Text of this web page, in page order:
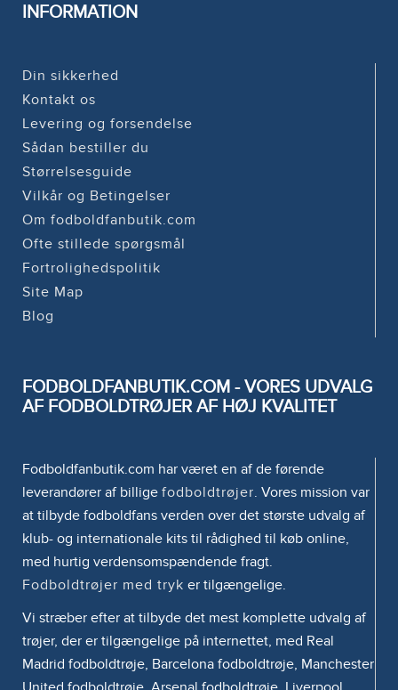
INFORMATION
Din sikkerhed
Kontakt os
Levering og forsendelse
Sådan bestiller du
Størrelsesguide
Vilkår og Betingelser
Om fodboldfanbutik.com
Ofte stillede spørgsmål
Fortrolighedspolitik
Site Map
Blog
FODBOLDFANBUTIK.COM - VORES UDVALG
AF FODBOLDTRØJER AF HØJ KVALITET
Fodboldfanbutik.com har været en af de førende
leverandører af billige fodboldtrøjer. Vores mission var
at tilbyde fodboldfans verden over det største udvalg af
klub- og internationale kits til rådighed til køb online,
med hurtig verdensomspændende fragt.
Fodboldtrøjer med tryk er tilgængelige.
Vi stræber efter at tilbyde det mest komplette udvalg af
trøjer, der er tilgængelige på internettet, med Real
Madrid fodboldtrøje, Barcelona fodboldtrøje, Manchester